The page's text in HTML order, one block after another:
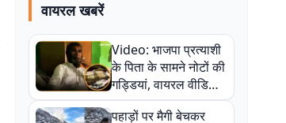
वायरल खबरें
Video: भाजपा प्रत्याशी
के पिता के सामने नोटों की
गड्डियां, वायरल वीडियो
से राजनीति में उबाल,
अजित महतो बोले- TMC
पहाड़ों पर मैगी बेचकर